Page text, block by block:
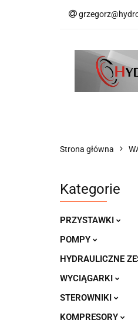
WSPARCIE
Strona główna
Kategorie
PRZYSTAWKI
POMPY
HYDRAULICZNE
WYCIĄGARKI
STEROWNIKI
KOMPRESORY